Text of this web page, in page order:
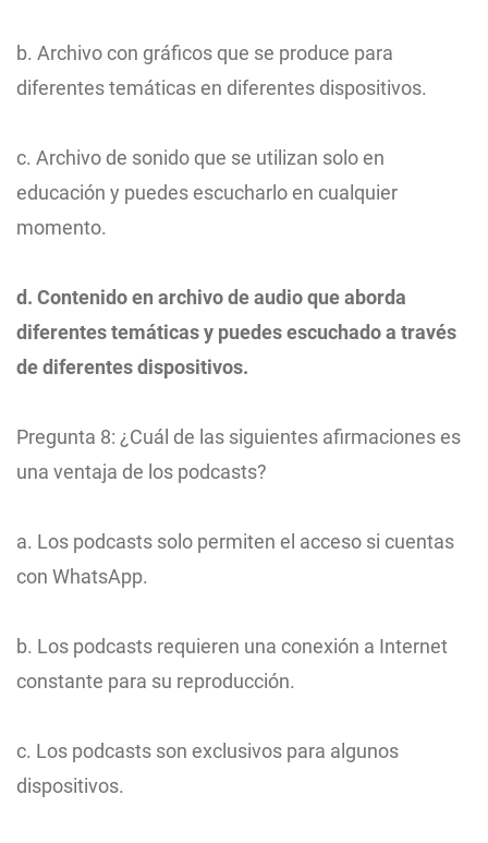
b. Archivo con gráficos que se produce para
diferentes temáticas en diferentes dispositivos.
c. Archivo de sonido que se utilizan solo en
educación y puedes escucharlo en cualquier
momento.
d. Contenido en archivo de audio que aborda
diferentes temáticas y puedes escuchado a través
de diferentes dispositivos.
Pregunta 8: ¿Cuál de las siguientes afirmaciones es
una ventaja de los podcasts?
a. Los podcasts solo permiten el acceso si cuentas
con WhatsApp.
b. Los podcasts requieren una conexión a Internet
constante para su reproducción.
c. Los podcasts son exclusivos para algunos
dispositivos.